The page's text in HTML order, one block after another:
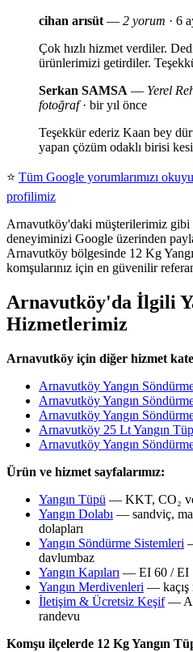
cihan arısüt— 2 yorum · 6
Çok hızlı hizmet verdiler.
ürünlerimizi getirdiler.
Serkan SAMSA — Yerel
fotoğraf· bir yıl önce
Teşekkür ederiz Kaan bey
yapan çözüm odaklı birisi
⭐ Tüm Google yorumlarımızı
profilimiz
Arnavutköy'daki müşterilerimiz gibi
deneyiminizi Google üzerinden
Arnavutköy bölgesinde 12 Kg
komşularınız için en güvenilir
Arnavutköy'da İlgili
Hizmetlerimiz
Arnavutköy için diğer hizmet
Arnavutköy Yangın
Arnavutköy Yangın
Arnavutköy Yangın
Arnavutköy 25 Lt Yangın
Arnavutköy Yangın
Ürün ve hizmet sayfalarımız:
Yangın Tüpü — KKT, CO₂
Yangın Dolabı — sandviç,
dolapları
Yangın Söndürme Sistemleri
davlumbaz
Yangın Kapıları — EI 60 / EI
Yangın Merdivenleri — kaçış
İletişim & Ücretsiz Keşif—
randevu
Komşu ilçelerde 12 Kg Yangın